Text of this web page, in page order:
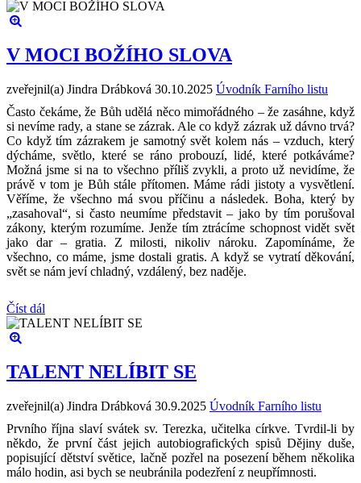
V MOCI BOŽÍHO SLOVA
zveřejnil(a) Jindra Drábková 30.10.2025 Úvodník Farního listu
Často čekáme, že Bůh udělá něco mimořádného – že zasáhne, když
si nevíme rady, a stane se zázrak. Ale co když zázrak už dávno trvá?
Co když tím zázrakem je samotný svět kolem nás – vzduch, který
dýcháme, světlo, které se ráno probouzí, lidé, které potkáváme?
Možná jsme si na to všechno příliš zvykli, a proto už nevidíme, že
právě v tom je Bůh stále přítomen. Máme rádi jistoty a vysvětlení.
Věříme, že všechno má svou příčinu a následek. Boha, který by
„zasahoval“, si často neumíme představit – jako by tím porušoval
zákony, kterým rozumíme. Jenže tím ztrácíme schopnost vidět svět
jako dar – gratia. Z milosti, nikoliv nároku. Zapomínáme, že
všechno, co máme, jsme dostali gratis. A když se vytratí děkování,
svět se nám jeví chladný, vzdálený, bez naděje.
Číst dál
TALENT NELÍBIT SE
zveřejnil(a) Jindra Drábková 30.9.2025 Úvodník Farního listu
Prvního října slaví svátek sv. Terezka, učitelka církve. Tvrdil-li by
někdo, že první část jejich autobiografických spisů Dějiny duše,
popisující dětství světice, lačně pozřel na posezení během několika
málo hodin, asi bych se neubránila podezření z neupřímnosti.